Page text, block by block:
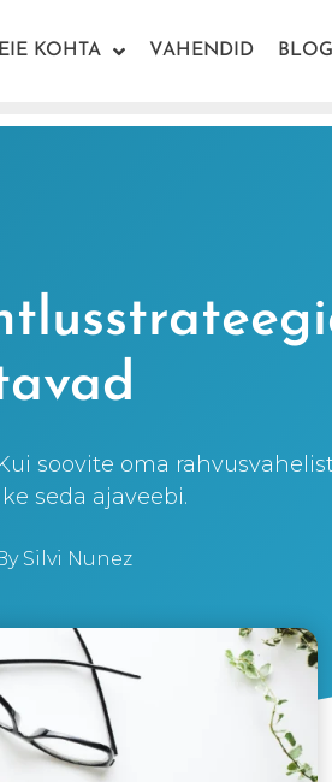
KOHTA VAHENDID
soovite oma
seda ajaveebi.
Silvi Nunez